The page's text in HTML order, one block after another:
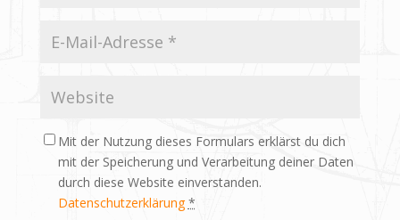
Mit der Nutzung dieses Formulars erklärst du dich
mit der Speicherung und Verarbeitung deiner Daten
durch diese Website einverstanden.
Datenschutzerklärung *